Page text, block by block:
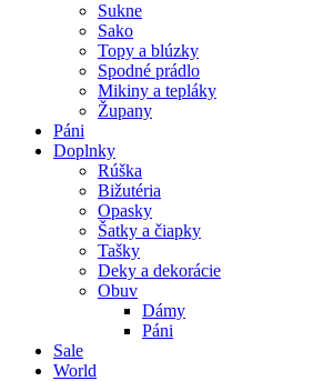
Sukne
Sako
Topy a blúzky
Spodné prádlo
Mikiny a tepláky
Župany
Páni
Doplnky
Rúška
Bižutéria
Opasky
Šatky a čiapky
Tašky
Deky a dekorácie
Obuv
Dámy
Páni
Sale
World